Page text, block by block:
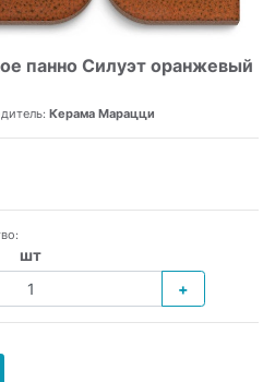
панно Силуэт оранжевый
Керама Марацци
шт
+